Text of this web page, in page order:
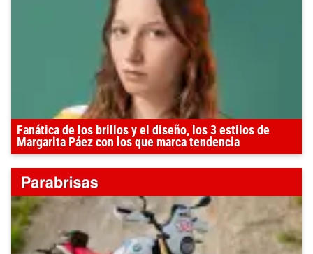
Fanática de los brillos y el diseño, los 3 estilos de
Margarita Páez con los que marca tendencia